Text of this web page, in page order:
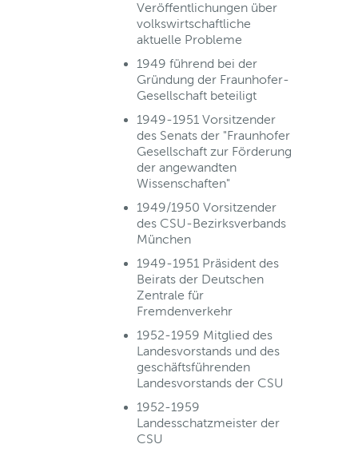
Veröffentlichungen über
volkswirtschaftliche
aktuelle Probleme
1949 führend bei der
Gründung der Fraunhofer-
Gesellschaft beteiligt
1949-1951 Vorsitzender
des Senats der "Fraunhofer
Gesellschaft zur Förderung
der angewandten
Wissenschaften"
1949/1950 Vorsitzender
des CSU-Bezirksverbands
München
1949-1951 Präsident des
Beirats der Deutschen
Zentrale für
Fremdenverkehr
1952-1959 Mitglied des
Landesvorstands und des
geschäftsführenden
Landesvorstands der CSU
1952-1959
Landesschatzmeister der
CSU